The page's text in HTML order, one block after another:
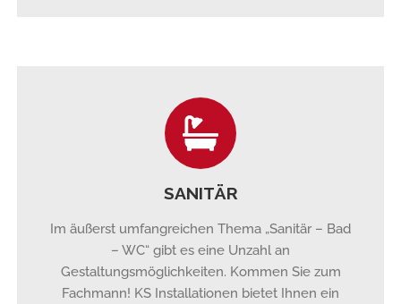
SANITÄR
Im äußerst umfangreichen Thema „Sanitär – Bad
– WC“ gibt es eine Unzahl an
Gestaltungsmöglichkeiten. Kommen Sie zum
Fachmann! KS Installationen bietet Ihnen ein